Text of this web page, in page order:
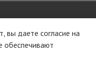
вы даете согласие на
обеспечивают